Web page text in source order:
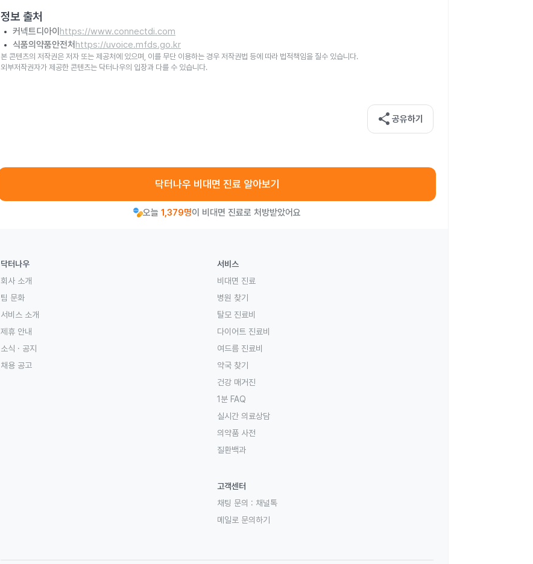
정보 출처
커넥트디아이 https://www.connectdi.com
식품의약품안전처 https://uvoice.mfds.go.kr
본 콘텐츠의 저작권은 저자 또는 제공처에 있으며, 이를 무단 이용하는 경우 저작권법 등에 따라 법적책임을 질수 있습니다.
외부저작권자가 제공한 콘텐츠는 닥터나우의 입장과 다를 수 있습니다.
share 공유하기
닥터나우 비대면 진료 알아보기
오늘 1,379명이 비대면 진료로 처방받았어요
닥터나우
회사 소개
팀 문화
서비스 소개
제휴 안내
소식 · 공지
채용 공고
서비스
비대면 진료
병원 찾기
탈모 진료비
다이어트 진료비
여드름 진료비
약국 찾기
건강 매거진
1분 FAQ
실시간 의료상담
의약품 사전
질환백과
고객센터
채팅 문의 : 채널톡
메일로 문의하기